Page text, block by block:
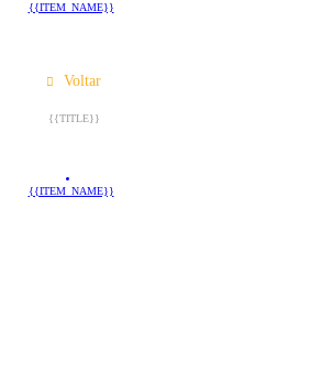
{{ITEM_NAME}}
Voltar
{{TITLE}}
{{ITEM_NAME}}